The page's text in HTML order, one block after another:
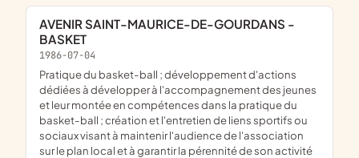
AVENIR SAINT-MAURICE-DE-GOURDANS -
BASKET
1986-07-04
pratique du basket-ball ; développement d'actions
dédiées à développer à l'accompagnement des jeunes
et leur montée en compétences dans la pratique du
basket-ball ; création et l'entretien de liens sportifs ou
sociaux visant à maintenir l'audience de l'association
sur le plan local et à garantir la pérennité de son activité